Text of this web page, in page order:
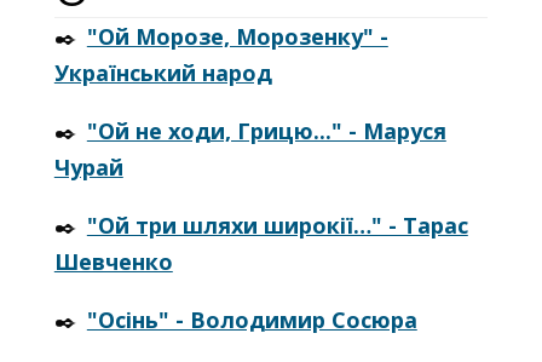
✒️ "Ой Морозе, Морозенку" -
Український народ
✒️ "Ой не ходи, Грицю..." - Маруся
Чурай
✒️ "Ой три шляхи широкії…" - Тарас
Шевченко
✒️ "Осінь" - Володимир Сосюра